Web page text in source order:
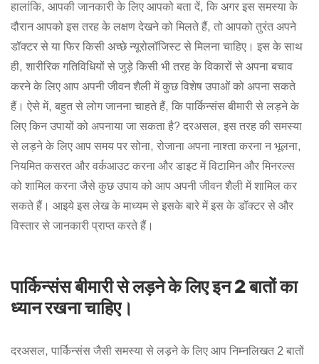
हालांकि, आपकी जानकारी के लिए आपको बता दें, कि अगर इस समस्या के
दौरान आपको इस तरह के लक्षण देखने को मिलते हैं, तो आपको तुरंत अपने
डॉक्टर से या फिर किसी अच्छे न्यूरोलॉजिस्ट से मिलना चाहिए। इस के साथ
ही, शारीरिक गतिविधियों से जुड़े किसी भी तरह के विकारों से अपना बचाव
करने के लिए आप अपनी जीवन शैली में कुछ विशेष उपाओं को अपना सकते
हैं। ऐसे में, बहुत से लोग जानना चाहते हैं, कि पार्किन्संस बीमारी से लड़ने के
लिए किन उपायों को अपनाया जा सकता है? दरअसल, इस तरह की समस्या
से लड़ने के लिए आप समय पर सोना, रोजाना अपना नाश्ता करना न भूलना,
नियमित कसरत और वर्कआउट करना और डाइट में विटामिन और मिनरल्स
को शामिल करना जैसे कुछ उपाय को आप अपनी जीवन शैली में शामिल कर
सकते हैं। आइये इस लेख के माध्यम से इसके बारे में इस के डॉक्टर से और
विस्तार से जानकारी प्राप्त करते हैं।
पार्किन्संस बीमारी से लड़ने के लिए इन 2 बातों का
ध्यान रखना चाहिए।
दरअसल, पार्किन्संस जैसी समस्या से लड़ने के लिए आप निम्नलिखत 2 बातों